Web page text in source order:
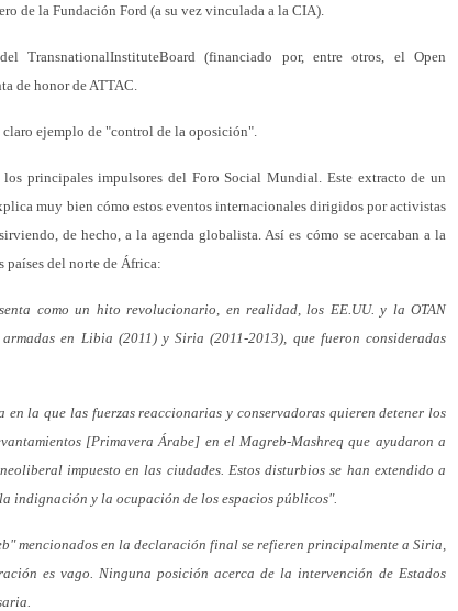
de la Fundación Ford (a su vez vinculada a la CIA).
TransnationalInstituteBoard (financiado por, entre otros, el Open
de honor de ATTAC.
claro ejemplo de "control de la oposición".
principales impulsores del Foro Social Mundial. Este extracto de un
muy bien cómo estos eventos internacionales dirigidos por activistas
de hecho, a la agenda globalista. Así es cómo se acercaban a la
del norte de África:
como un hito revolucionario, en realidad, los EE.UU. y la OTAN
en Libia (2011) y Siria (2011-2013), que fueron consideradas
en la que las fuerzas reaccionarias y conservadoras quieren detener los
[Primavera Árabe] en el Magreb-Mashreq que ayudaron a
impuesto en las ciudades. Estos disturbios se han extendido a
indignación y la ocupación de los espacios públicos".
mencionados en la declaración final se refieren principalmente a Siria,
es vago. Ninguna posición acerca de la intervención de Estados